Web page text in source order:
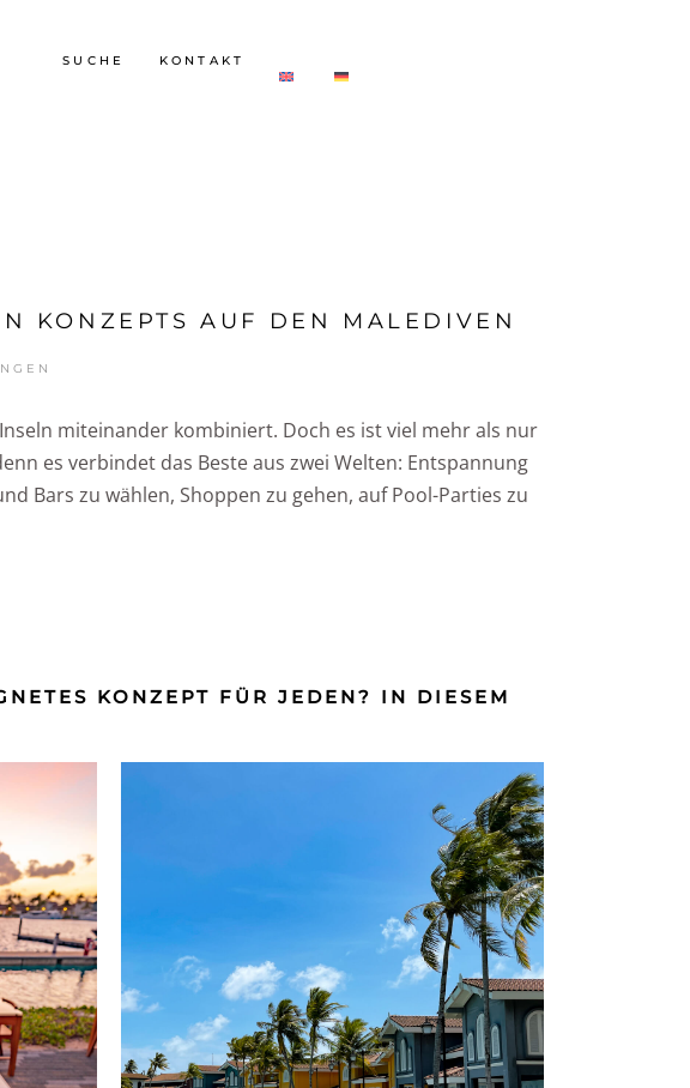
SUCHE KONTAKT
KONZEPTS AUF DEN MALEDIVEN
miteinander kombiniert. Doch es ist viel mehr als nur
es verbindet das Beste aus zwei Welten: Entspannung
Bars zu wählen, Shoppen zu gehen, auf Pool-Parties zu
KONZEPT FÜR JEDEN? IN DIESEM